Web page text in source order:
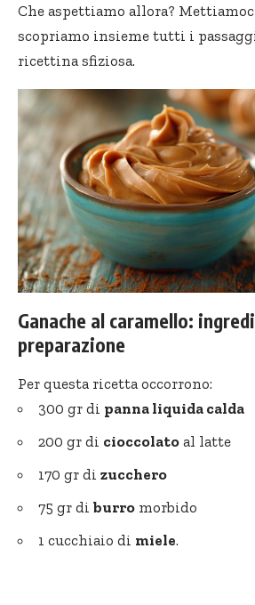
Che aspettiamo allora?
scopriamo insieme tutti i
ricettina sfiziosa.
Ganache al caramello:
preparazione
Per questa ricetta occorrono:
300 gr di panna liquida calda
200 gr di cioccolato al latte
170 gr di zucchero
75 gr di burro morbido
1 cucchiaio di miele.